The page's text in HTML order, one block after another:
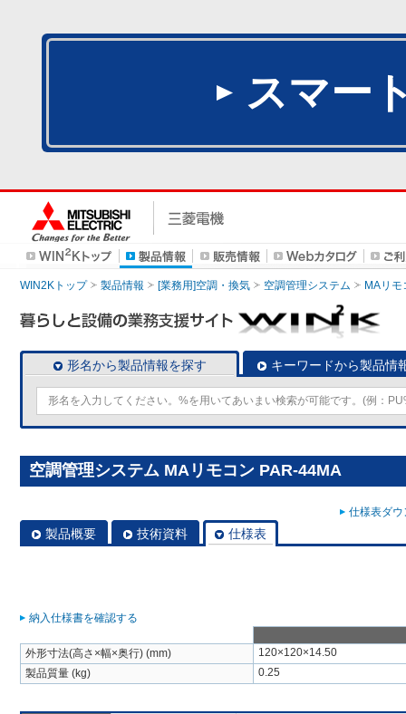
スマー
WIN2Kトップ 製品情報 [業務用]空調・換気 空調管理システム MAリモ
形名から製品情報を探す キーワードから製品情
空調管理システム MAリモコン PAR-44MA
仕様表ダ
製品概要 技術資料 仕様表
納入仕様書を確認する
外形寸法(高さ×幅×奥行) (mm)
120×120×14.50
製品質量 (kg)
0.25